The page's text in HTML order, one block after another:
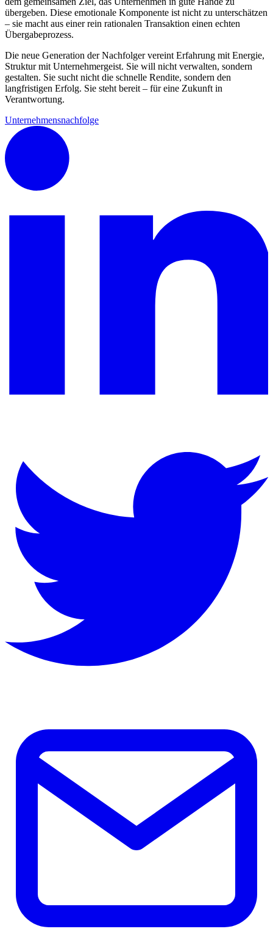
übergeben. Diese emotionale Komponente ist nicht zu unterschätzen
– sie macht aus einer rein rationalen Transaktion einen echten
Übergabeprozess.
Die neue Generation der Nachfolger vereint Erfahrung mit Energie,
Struktur mit Unternehmergeist. Sie will nicht verwalten, sondern
gestalten. Sie sucht nicht die schnelle Rendite, sondern den
langfristigen Erfolg. Sie steht bereit – für eine Zukunft in
Verantwortung.
Unternehmensnachfolge